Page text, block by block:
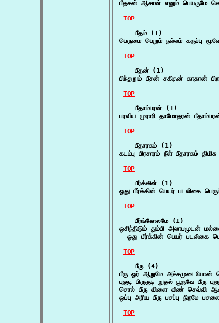
பீதகன் ஆசான் எனும் பெயருமே
TOP
    பீதம் (1)
பெருமை பெறும் நல்லம் கருப்பு
TOP
    பீதன் (1)
பிந்துறும் பீதன் சகிதன் காதரன்
TOP
    பீதாம்பரன் (1)
பரவிய முராரி தாமோதரன்
TOP
    பீதாரகம் (1)
கடம்பு பிரசாரம் நீள் பீதாரகம்
TOP
    பீர்க்கின் (1)
ஓது பீர்க்கின் பெயர் படலிகை
TOP
    பீர்ங்கோலமே (1)
ஒசிந்திடும் தும்பி அலாபமுடன்
ஓது பீர்க்கின் பெயர் படலிகை
TOP
    பீரு (4)
பீரு ஓர் ஆறுமே அச்சமுடையோன்
புகுடி பிருகுடி நுதல் பூருவே
சொல் பீரு விளை வீண் செவ்வி
ஒப்பு அரிய பீரு பசப்பு நிறமே
TOP